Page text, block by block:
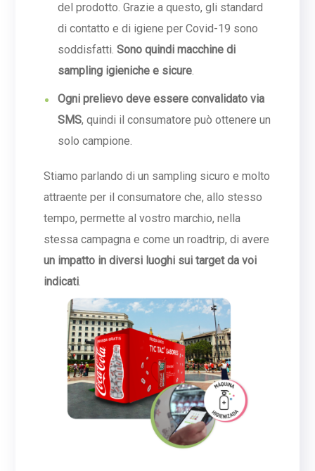
del prodotto. Grazie a questo, gli standard
di contatto e di igiene per Covid-19 sono
soddisfatti.Sono quindi macchine di
sampling igieniche e sicure.
Ogni prelievo deve essere convalidato via
SMS, quindi il consumatore può ottenere un
solo campione.
Stiamo parlando di un sampling sicuro e molto
attraente per il consumatore che, allo stesso
tempo, permette al vostro marchio, nella
stessa campagna e come un roadtrip, di avere
un impatto in diversi luoghi sui target da voi
indicati.